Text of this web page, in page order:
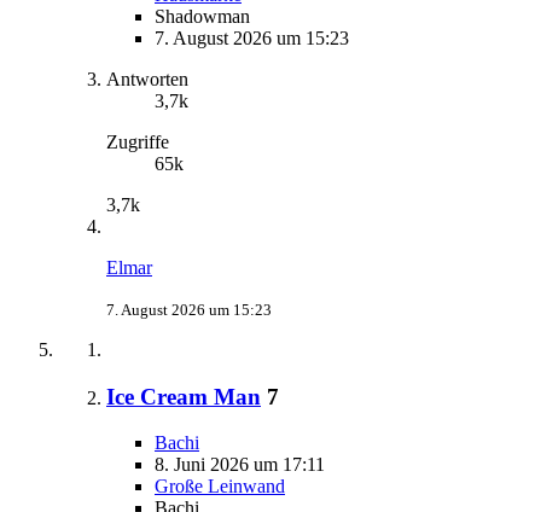
Shadowman
7. August 2026 um 15:23
Antworten
3,7k
Zugriffe
65k
3,7k
Elmar
7. August 2026 um 15:23
Ice Cream Man 7
Bachi
8. Juni 2026 um 17:11
Große Leinwand